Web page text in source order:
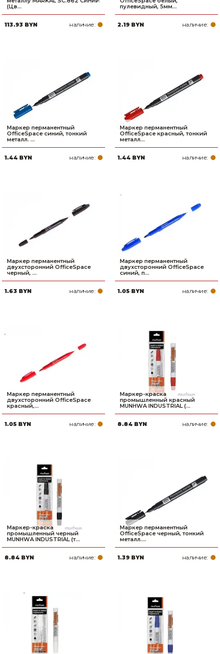
(Цв...
113.93 BYN наличие:
пулевидный, 5мм...
2.19 BYN наличие:
Маркер перманентный
OfficeSpace синий, тонкий
металл. ...
1.44 BYN наличие:
Маркер перманентный
OfficeSpace красный, тонкий
металл...
1.44 BYN наличие:
Маркер перманентный
двухсторонний OfficeSpace
черный, ...
1.63 BYN наличие:
Маркер перманентный
двухсторонний OfficeSpace
синий, п...
1.05 BYN наличие:
Маркер перманентный
двухсторонний OfficeSpace
красный,...
1.05 BYN наличие:
Маркер-краска
промышленный красный
MUNHWA INDUSTRIAL (...
8.84 BYN наличие:
Маркер-краска
промышленный черный
MUNHWA INDUSTRIAL (т...
8.84 BYN наличие:
Маркер перманентный
OfficeSpace черный, тонкий
металл....
1.39 BYN наличие: